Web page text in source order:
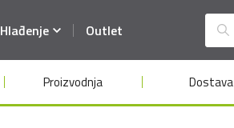
Hlađenje Outlet
Proizvodnja Dostava